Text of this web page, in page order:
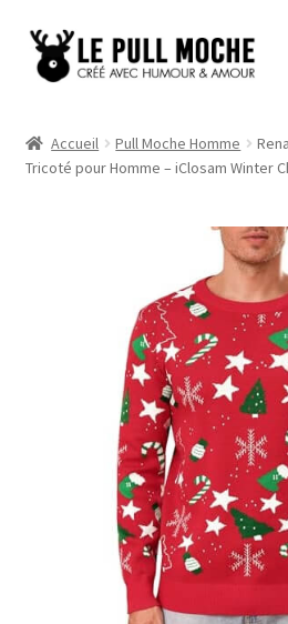
Aller
Aller
au
Pull Noël Femme
Pull Noël Promo
Accueil Pull Moche Homme
Tricoté pour Homme – iClosam Winter